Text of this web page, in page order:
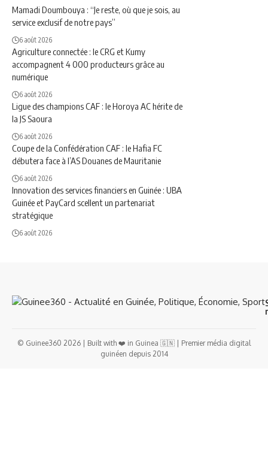
Mamadi Doumbouya : “Je reste, où que je sois, au
service exclusif de notre pays”
6 août 2026
Agriculture connectée : le CRG et Kumy
accompagnent 4 000 producteurs grâce au
numérique
6 août 2026
Ligue des champions CAF : le Horoya AC hérite de
la JS Saoura
6 août 2026
Coupe de la Confédération CAF : le Hafia FC
débutera face à l’AS Douanes de Mauritanie
6 août 2026
Innovation des services financiers en Guinée : UBA
Guinée et PayCard scellent un partenariat
stratégique
6 août 2026
© Guinee360 2026 | Built with ❤️ in Guinea 🇬🇳 | Premier média digital
guinéen depuis 2014